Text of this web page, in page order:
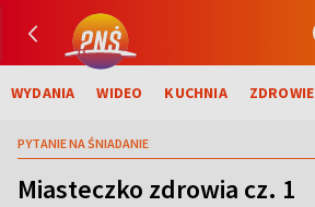
WYDANIA WIDEO KUCHNIA ZDROWIE
PYTANIE NA ŚNIADANIE
Miasteczko zdrowia cz. 1